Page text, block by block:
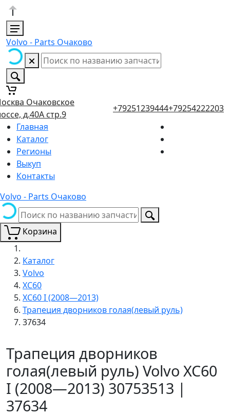
Volvo - Parts Очаково
Очаковское
д.40А стр.9
+79251239444+79254222203
Главная
Каталог
Регионы
Выкуп
Контакты
Volvo - Parts Очаково
Корзина
Каталог
Volvo
XC60
XC60 I (2008—2013)
Трапеция дворников голая(левый руль)
37634
Трапеция дворников
голая(левый руль) Volvo XC60
I (2008—2013) 30753513 |
37634